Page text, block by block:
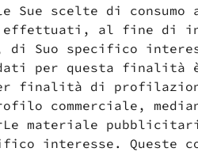
scelte di
effettuati, al fine di
specifico
per questa finalità
finalità di
commerciale,
materiale
interesse. Queste
sue
mondo